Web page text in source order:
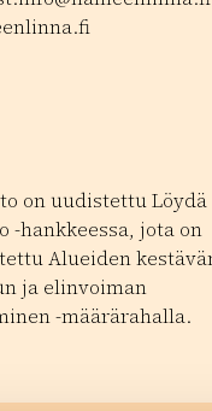
on uudistettu Löydä
-hankkeessa, jota on
Alueiden
ja elinvoiman
-määrärahalla.